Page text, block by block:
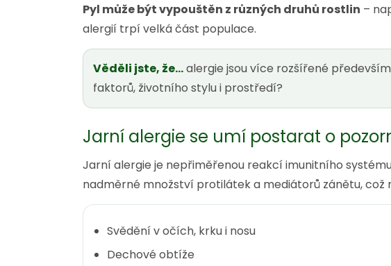
Pyl může být vypouštěn z různých druhů rostlin –
alergií trpí velká část populace.
Věděli jste, že…alergie jsou více rozšířené
faktorů, životního stylu i prostředí?
Jarní alergie se umí postarat o
Jarní alergie je nepřiměřenou reakcí imunitního
nadměrné množství protilátek a mediátorů zánětu, což
Svědění v očích, krku i nosu
Dechové obtíže